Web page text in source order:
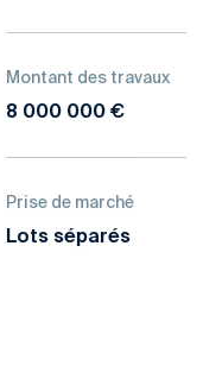
Montant des travaux
8 000 000 €
Prise de marché
Lots séparés